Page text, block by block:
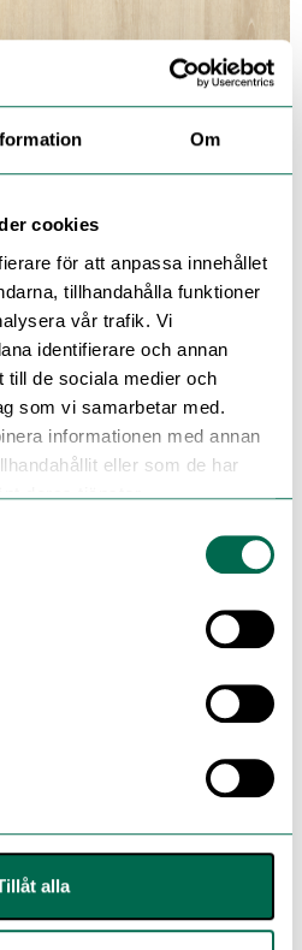
Om
cookies
för att anpassa innehållet
tillhandahålla funktioner
vår trafik. Vi
identifierare och annan
till de sociala medier och
som vi samarbetar med.
informationen med annan
eller som de har
deras tjänster.
alla
bakgrund
Limed Ash